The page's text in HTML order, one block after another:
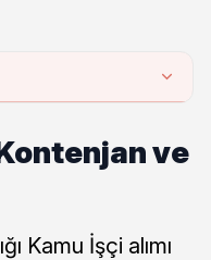
ve
Kamu İşçi alımı